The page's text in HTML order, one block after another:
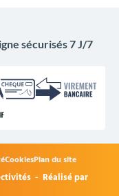
sécurisés 7 J/7
- Réalisé par
CookiesPlan du site